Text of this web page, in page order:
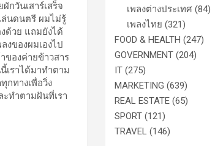
กวันเสาร์เสร็จ
ล่นดนตรี ผมไม่รู้
ด้วย แถมยังได้
งของผมเองไป
ของค่ายข้าวสาร
เราได้มาทำตาม
กทางเพื่อวิ่ง
ะทำตามฝันที่เรา
เพลงต่างประเทศ (84)
เพลงไทย (321)
FOOD & HEALTH (247)
GOVERNMENT (204)
IT (275)
MARKETING (639)
REAL ESTATE (65)
SPORT (121)
TRAVEL (146)